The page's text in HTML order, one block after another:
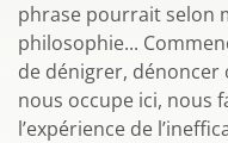
phrase pourrait selon
philosophie...
de dénigrer, dénoncer
nous occupe ici, nous
l’expérience de